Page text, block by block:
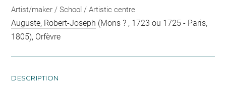
Artist/maker / School / Artistic centre
Auguste, Robert-Joseph (Mons ? , 1723 ou 1725 - Paris,
1805), Orfèvre
DESCRIPTION